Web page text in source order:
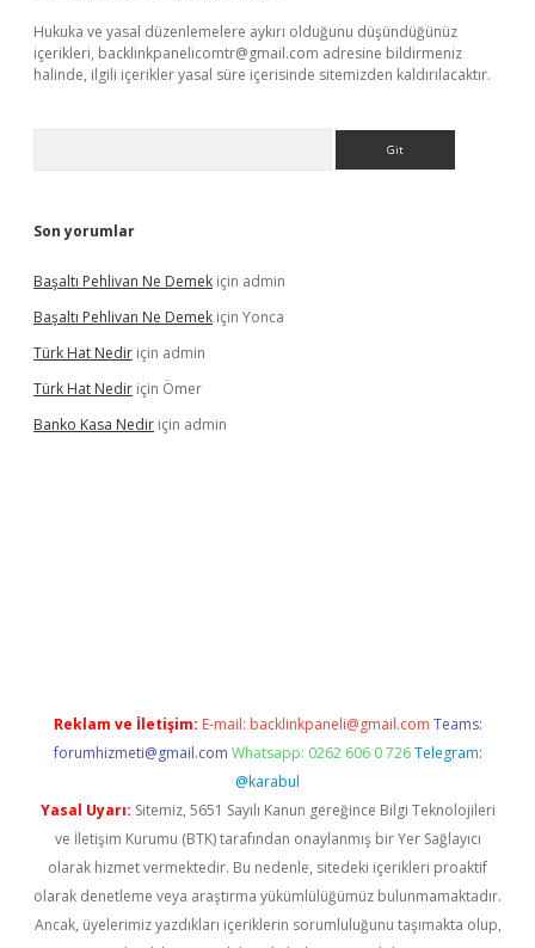
Hukuka ve yasal düzenlemelere aykırı olduğunu düşündüğünüz
içerikleri, backlinkpanelicomtr@gmail.com adresine bildirmeniz
halinde, ilgili içerikler yasal süre içerisinde sitemizden kaldırılacaktır.
Son yorumlar
Başaltı Pehlivan Ne Demek için admin
Başaltı Pehlivan Ne Demek için Yonca
Türk Hat Nedir için admin
Türk Hat Nedir için Ömer
Banko Kasa Nedir için admin
Reklam ve İletişim: E-mail: backlinkpaneli@gmail.com Teams:
forumhizmeti@gmail.com Whatsapp: 0262 606 0 726 Telegram:
@karabul
Yasal Uyarı: Sitemiz, 5651 Sayılı Kanun gereğince Bilgi Teknolojileri
ve İletişim Kurumu (BTK) tarafından onaylanmış bir Yer Sağlayıcı
olarak hizmet vermektedir. Bu nedenle, sitedeki içerikleri proaktif
olarak denetleme veya araştırma yükümlülüğümüz bulunmamaktadır.
Ancak, üyelerimiz yazdıkları içeriklerin sorumluluğunu taşımakta olup,